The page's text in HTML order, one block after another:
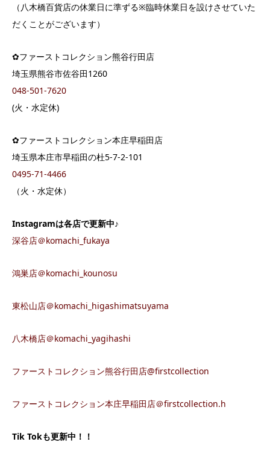
（八木橋百貨店の休業日に準ずる※臨時休業日を設けさせていた
だくことがございます）
✿ファーストコレクション熊谷行田店
埼玉県熊谷市佐谷田1260
048-501-7620
(火・水定休)
✿ファーストコレクション本庄早稲田店
埼玉県本庄市早稲田の杜5-7-2-101
0495-71-4466
（火・水定休）
Instagramは各店で更新中♪
深谷店＠komachi_fukaya
鴻巣店＠komachi_kounosu
東松山店＠komachi_higashimatsuyama
八木橋店＠komachi_yagihashi
ファーストコレクション熊谷行田店@firstcollection
ファーストコレクション本庄早稲田店＠firstcollection.h
Tik Tokも更新中！！